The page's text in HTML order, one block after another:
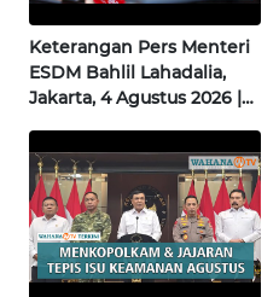
Keterangan Pers Menteri
ESDM Bahlil Lahadalia,
Jakarta, 4 Agustus 2026 |
WN
JATIM
WN
BALI
WN
KALBAR